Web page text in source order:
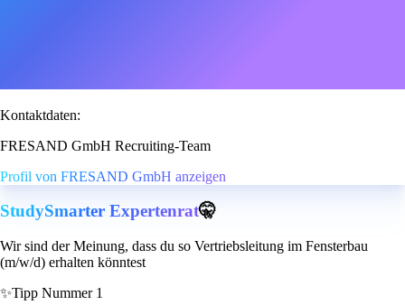
Kontaktdaten:
FRESAND GmbH Recruiting-Team
Profil von FRESAND GmbH anzeigen
StudySmarter Expertenrat🤫
Wir sind der Meinung, dass du so Vertriebsleitung im Fensterbau
(m/w/d) erhalten könntest
✨Tipp Nummer 1